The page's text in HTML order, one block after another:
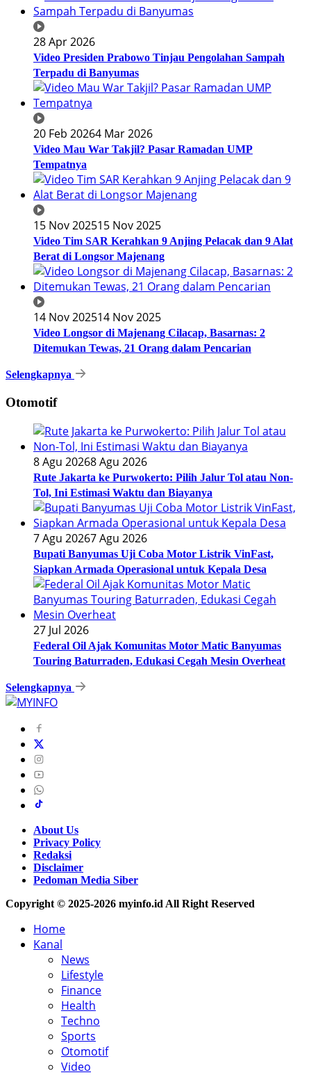
28 Apr 2026
Video Presiden Prabowo Tinjau Pengolahan Sampah
Terpadu di Banyumas
20 Feb 20264 Mar 2026
Video Mau War Takjil? Pasar Ramadan UMP
Tempatnya
15 Nov 202515 Nov 2025
Video Tim SAR Kerahkan 9 Anjing Pelacak dan 9 Alat
Berat di Longsor Majenang
14 Nov 202514 Nov 2025
Video Longsor di Majenang Cilacap, Basarnas: 2
Ditemukan Tewas, 21 Orang dalam Pencarian
Selengkapnya
Otomotif
8 Agu 20268 Agu 2026
Rute Jakarta ke Purwokerto: Pilih Jalur Tol atau Non-
Tol, Ini Estimasi Waktu dan Biayanya
7 Agu 20267 Agu 2026
Bupati Banyumas Uji Coba Motor Listrik VinFast,
Siapkan Armada Operasional untuk Kepala Desa
27 Jul 2026
Federal Oil Ajak Komunitas Motor Matic Banyumas
Touring Baturraden, Edukasi Cegah Mesin Overheat
Selengkapnya
About Us
Privacy Policy
Redaksi
Disclaimer
Pedoman Media Siber
Copyright © 2025-2026 myinfo.id All Right Reserved
Home
Kanal
News
Lifestyle
Finance
Health
Techno
Sports
Otomotif
Video